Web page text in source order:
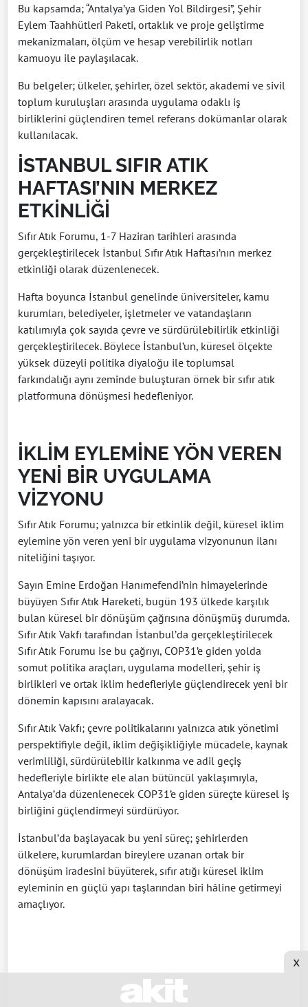
Bu kapsamda; “Antalya’ya Giden Yol Bildirgesi”, Şehir
Eylem Taahhütleri Paketi, ortaklık ve proje geliştirme
mekanizmaları, ölçüm ve hesap verebilirlik notları
kamuoyu ile paylaşılacak.
Bu belgeler; ülkeler, şehirler, özel sektör, akademi ve sivil
toplum kuruluşları arasında uygulama odaklı iş
birliklerini güçlendiren temel referans dokümanlar olarak
kullanılacak.
İSTANBUL SIFIR ATIK
HAFTASI’NIN MERKEZ
ETKİNLİĞİ
Sıfır Atık Forumu, 1-7 Haziran tarihleri arasında
gerçekleştirilecek İstanbul Sıfır Atık Haftası’nın merkez
etkinliği olarak düzenlenecek.
Hafta boyunca İstanbul genelinde üniversiteler, kamu
kurumları, belediyeler, işletmeler ve vatandaşların
katılımıyla çok sayıda çevre ve sürdürülebilirlik etkinliği
gerçekleştirilecek. Böylece İstanbul’un, küresel ölçekte
yüksek düzeyli politika diyaloğu ile toplumsal
farkındalığı aynı zeminde buluşturan örnek bir sıfır atık
platformuna dönüşmesi hedefleniyor.
İKLİM EYLEMİNE YÖN VEREN
YENİ BİR UYGULAMA
VİZYONU
Sıfır Atık Forumu; yalnızca bir etkinlik değil, küresel iklim
eylemine yön veren yeni bir uygulama vizyonunun ilanı
niteliğini taşıyor.
Sayın Emine Erdoğan Hanımefendi’nin himayelerinde
büyüyen Sıfır Atık Hareketi, bugün 193 ülkede karşılık
bulan küresel bir dönüşüm çağrısına dönüşmüş durumda.
Sıfır Atık Vakfı tarafından İstanbul’da gerçekleştirilecek
Sıfır Atık Forumu ise bu çağrıyı, COP31’e giden yolda
somut politika araçları, uygulama modelleri, şehir iş
birlikleri ve ortak iklim hedefleriyle güçlendirecek yeni bir
dönemin kapısını aralayacak.
Sıfır Atık Vakfı; çevre politikalarını yalnızca atık yönetimi
perspektifiyle değil, iklim değişikliğiyle mücadele, kaynak
verimliliği, sürdürülebilir kalkınma ve adil geçiş
hedefleriyle birlikte ele alan bütüncül yaklaşımıyla,
Antalya’da düzenlenecek COP31’e giden süreçte küresel iş
birliğini güçlendirmeyi sürdürüyor.
İstanbul’da başlayacak bu yeni süreç; şehirlerden
ülkelere, kurumlardan bireylere uzanan ortak bir
dönüşüm iradesini büyüterek, sıfır atığı küresel iklim
eyleminin en güçlü yapı taşlarından biri hâline getirmeyi
amaçlıyor.
x